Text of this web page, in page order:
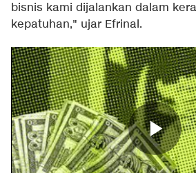
bisnis kami dijalankan dalam
kepatuhan," ujar Efrinal.